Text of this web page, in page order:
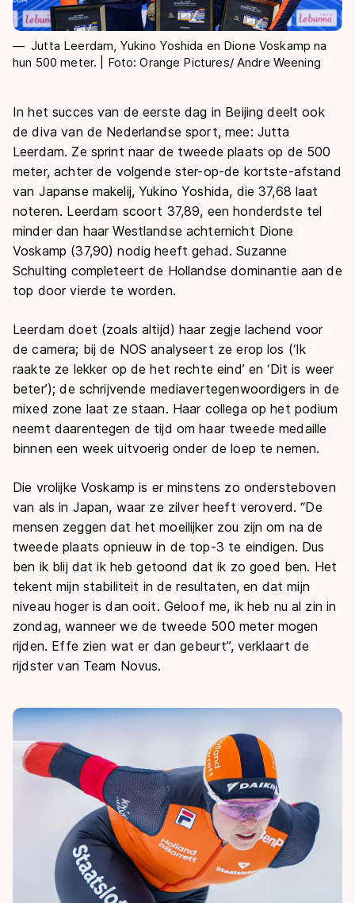
Jutta Leerdam, Yukino Yoshida en Dione Voskamp na
hun 500 meter. | Foto: Orange Pictures/ Andre Weening
In het succes van de eerste dag in Beijing deelt ook
de diva van de Nederlandse sport, mee: Jutta
Leerdam. Ze sprint naar de tweede plaats op de 500
meter, achter de volgende ster-op-de kortste-afstand
van Japanse makelij, Yukino Yoshida, die 37,68 laat
noteren. Leerdam scoort 37,89, een honderdste tel
minder dan haar Westlandse achternicht Dione
Voskamp (37,90) nodig heeft gehad. Suzanne
Schulting completeert de Hollandse dominantie aan de
top door vierde te worden.
Leerdam doet (zoals altijd) haar zegje lachend voor
de camera; bij de NOS analyseert ze erop los (‘Ik
raakte ze lekker op de het rechte eind’ en ‘Dit is weer
beter’); de schrijvende mediavertegenwoordigers in de
mixed zone laat ze staan. Haar collega op het podium
neemt daarentegen de tijd om haar tweede medaille
binnen een week uitvoerig onder de loep te nemen.
Die vrolijke Voskamp is er minstens zo ondersteboven
van als in Japan, waar ze zilver heeft veroverd. “De
mensen zeggen dat het moeilijker zou zijn om na de
tweede plaats opnieuw in de top-3 te eindigen. Dus
ben ik blij dat ik heb getoond dat ik zo goed ben. Het
tekent mijn stabiliteit in de resultaten, en dat mijn
niveau hoger is dan ooit. Geloof me, ik heb nu al zin in
zondag, wanneer we de tweede 500 meter mogen
rijden. Effe zien wat er dan gebeurt”, verklaart de
rijdster van Team Novus.